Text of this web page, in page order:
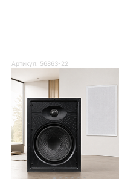
Артикул: 56863-22